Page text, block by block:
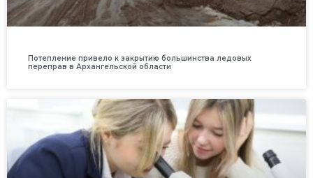
Потепление привело к закрытию большинства ледовых
переправ в Архангельской области